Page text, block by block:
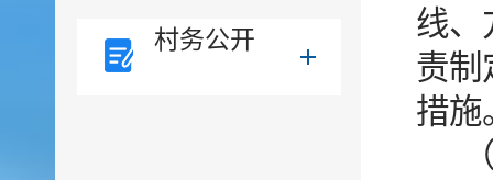
村务公开
线、
责制
措施